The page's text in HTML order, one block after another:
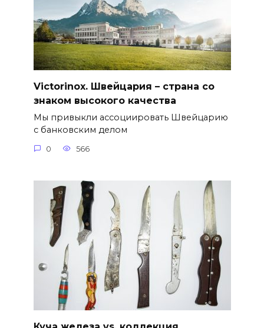
Victorinox. Швейцария – страна со
знаком высокого качества
Мы привыкли ассоциировать Швейцарию
с банковским делом
0 566